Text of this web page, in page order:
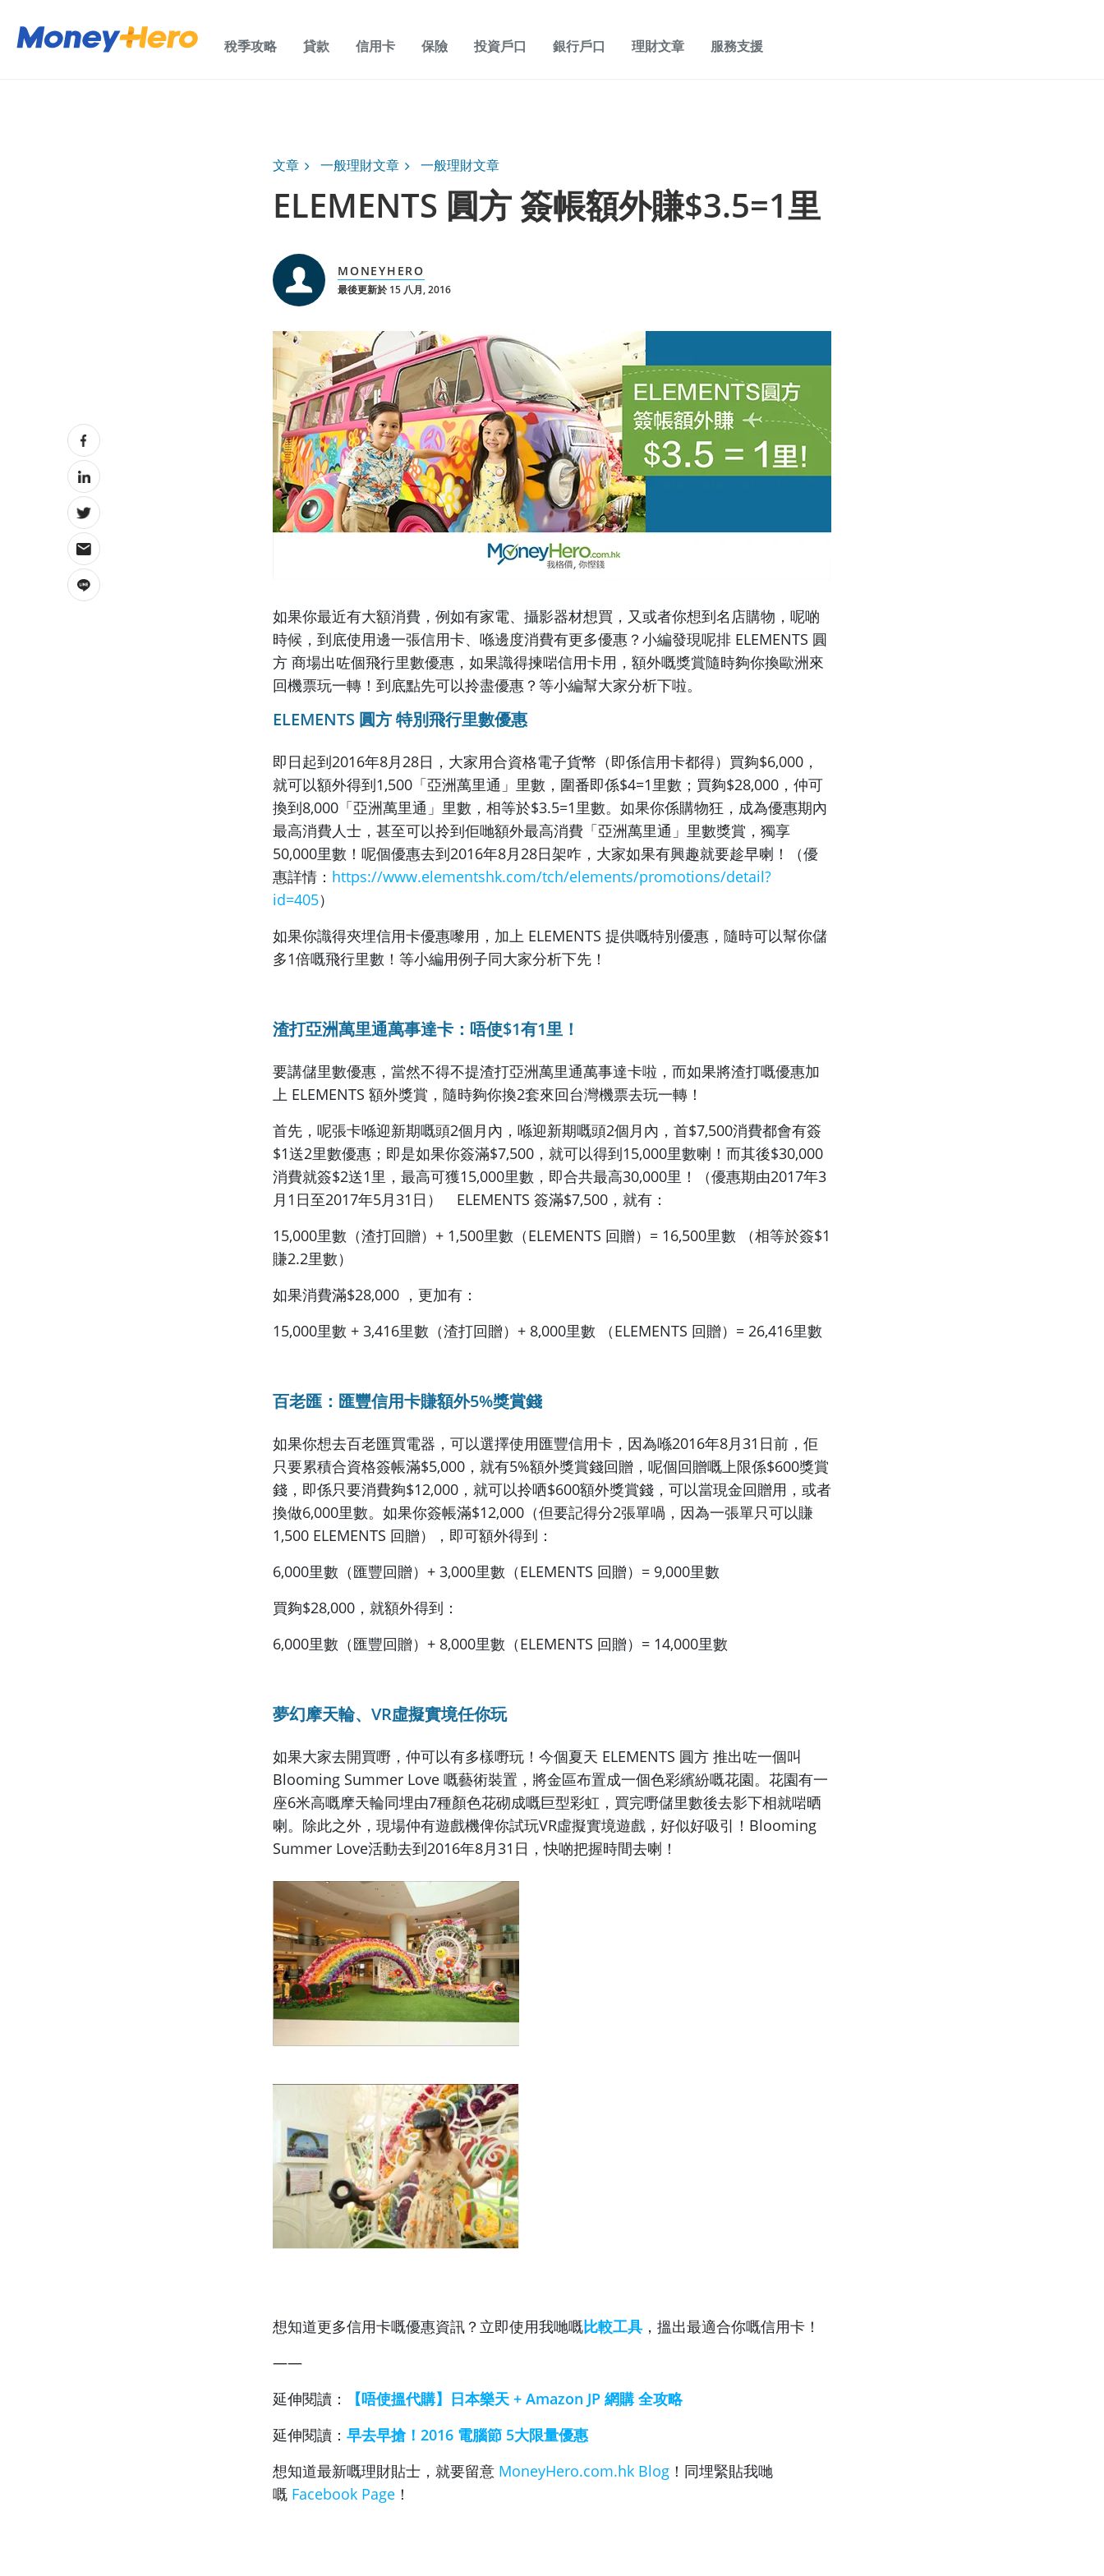
稅季攻略 貸款 信用卡 保險 投資戶口 銀行戶口 理財文章 服務支援
文章 一般理財文章 一般理財文章
ELEMENTS 圓方 簽帳額外賺$3.5=1里
MONEYHERO
最後更新於 15 八月, 2016
如果你最近有大額消費，例如有家電、攝影器材想買，又或者你想到名店購物，呢啲
時候，到底使用邊一張信用卡、喺邊度消費有更多優惠？小編發現呢排 ELEMENTS 圓
方 商場出咗個飛行里數優惠，如果識得揀啱信用卡用，額外嘅獎賞隨時夠你換歐洲來
回機票玩一轉！到底點先可以拎盡優惠？等小編幫大家分析下啦。
ELEMENTS 圓方 特別飛行里數優惠
即日起到2016年8月28日，大家用合資格電子貨幣（即係信用卡都得）買夠$6,000，
就可以額外得到1,500「亞洲萬里通」里數，圍番即係$4=1里數；買夠$28,000，仲可
換到8,000「亞洲萬里通」里數，相等於$3.5=1里數。如果你係購物狂，成為優惠期內
最高消費人士，甚至可以拎到佢哋額外最高消費「亞洲萬里通」里數獎賞，獨享
50,000里數！呢個優惠去到2016年8月28日架咋，大家如果有興趣就要趁早喇！（優
惠詳情： https://www.elementshk.com/tch/elements/promotions/detail?
id=405）
如果你識得夾埋信用卡優惠嚟用，加上 ELEMENTS 提供嘅特別優惠，隨時可以幫你儲
多1倍嘅飛行里數！等小編用例子同大家分析下先！
渣打亞洲萬里通萬事達卡：唔使$1有1里！
要講儲里數優惠，當然不得不提渣打亞洲萬里通萬事達卡啦，而如果將渣打嘅優惠加
上 ELEMENTS 額外獎賞，隨時夠你換2套來回台灣機票去玩一轉！
首先，呢張卡喺迎新期嘅頭2個月內，喺迎新期嘅頭2個月內，首$7,500消費都會有簽
$1送2里數優惠；即是如果你簽滿$7,500，就可以得到15,000里數喇！而其後$30,000
消費就簽$2送1里，最高可獲15,000里數，即合共最高30,000里！（優惠期由2017年3
月1日至2017年5月31日） ELEMENTS 簽滿$7,500，就有：
15,000里數（渣打回贈）+ 1,500里數（ELEMENTS 回贈）= 16,500里數 （相等於簽$1
賺2.2里數）
如果消費滿$28,000 ，更加有：
15,000里數 + 3,416里數（渣打回贈）+ 8,000里數 （ELEMENTS 回贈）= 26,416里數
百老匯：匯豐信用卡賺額外5%獎賞錢
如果你想去百老匯買電器，可以選擇使用匯豐信用卡，因為喺2016年8月31日前，佢
只要累積合資格簽帳滿$5,000，就有5%額外獎賞錢回贈，呢個回贈嘅上限係$600獎賞
錢，即係只要消費夠$12,000，就可以拎哂$600額外獎賞錢，可以當現金回贈用，或者
換做6,000里數。如果你簽帳滿$12,000（但要記得分2張單喎，因為一張單只可以賺
1,500 ELEMENTS 回贈），即可額外得到：
6,000里數（匯豐回贈）+ 3,000里數（ELEMENTS 回贈）= 9,000里數
買夠$28,000，就額外得到：
6,000里數（匯豐回贈）+ 8,000里數（ELEMENTS 回贈）= 14,000里數
夢幻摩天輪、VR虛擬實境任你玩
如果大家去開買嘢，仲可以有多樣嘢玩！今個夏天 ELEMENTS 圓方 推出咗一個叫
Blooming Summer Love 嘅藝術裝置，將金區布置成一個色彩繽紛嘅花園。花園有一
座6米高嘅摩天輪同埋由7種顏色花砌成嘅巨型彩虹，買完嘢儲里數後去影下相就啱晒
喇。除此之外，現場仲有遊戲機俾你試玩VR虛擬實境遊戲，好似好吸引！Blooming
Summer Love活動去到2016年8月31日，快啲把握時間去喇！
想知道更多信用卡嘅優惠資訊？立即使用我哋嘅比較工具 ，搵出最適合你嘅信用卡！
——
延伸閱讀：
【唔使搵代購】日本樂天 + Amazon JP 網購 全攻略
延伸閱讀： 早去早搶！2016 電腦節 5大限量優惠
想知道最新嘅理財貼士，就要留意 MoneyHero.com.hk Blog ！同埋緊貼我哋
嘅 Facebook Page ！